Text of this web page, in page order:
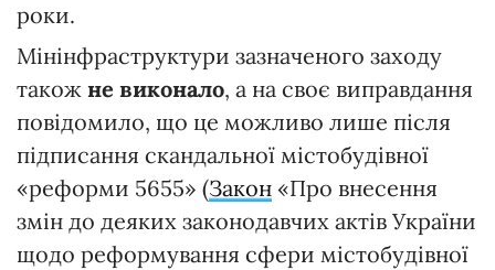
роки.
Мінінфраструктури зазначеного заходу
також не виконало, а на своє виправдання
повідомило, що це можливо лише після
підписання скандальної містобудівної
«реформи 5655» (Закон «Про внесення
змін до деяких законодавчих актів України
щодо реформування сфери містобудівної